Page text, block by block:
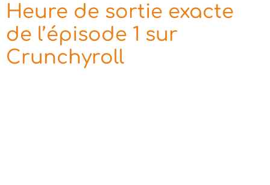
Heure de sortie exacte
de l’épisode 1 sur
Crunchyroll